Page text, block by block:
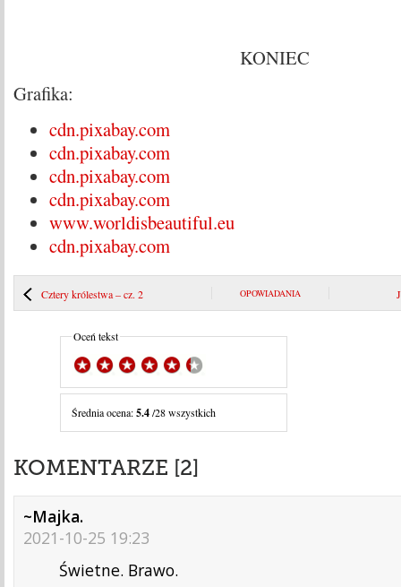
KONIEC
Grafika:
cdn.pixabay.com
cdn.pixabay.com
cdn.pixabay.com
cdn.pixabay.com
www.worldisbeautiful.eu
cdn.pixabay.com
Cztery królestwa – cz. 2 OPOWIADANIA
Oceń tekst
Średnia ocena:5.4/28 wszystkich
KOMENTARZE [2]
~Majka.
2021-10-25 19:23
Świetne. Brawo.